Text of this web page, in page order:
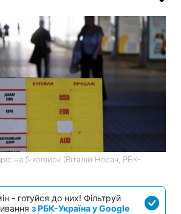
на 5 копійок (Віталій Носач, РБК-
- готуйся до них! Фільтруй
з РБК-Україна у Google